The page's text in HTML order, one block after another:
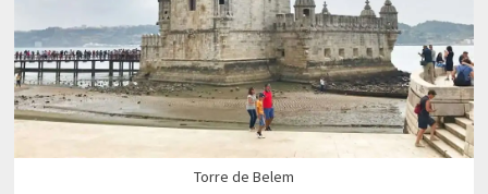
Torre de Belem